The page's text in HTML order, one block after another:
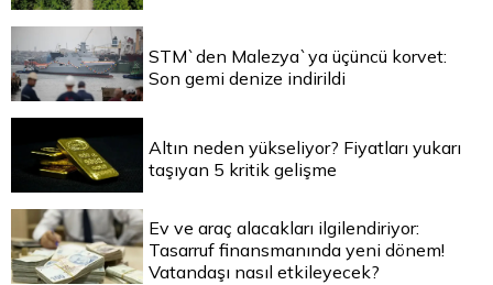
STM`den Malezya`ya üçüncü korvet:
Son gemi denize indirildi
Altın neden yükseliyor? Fiyatları yukarı
taşıyan 5 kritik gelişme
Ev ve araç alacakları ilgilendiriyor:
Tasarruf finansmanında yeni dönem!
Vatandaşı nasıl etkileyecek?